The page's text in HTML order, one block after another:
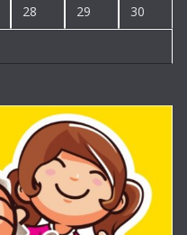
28 29 30